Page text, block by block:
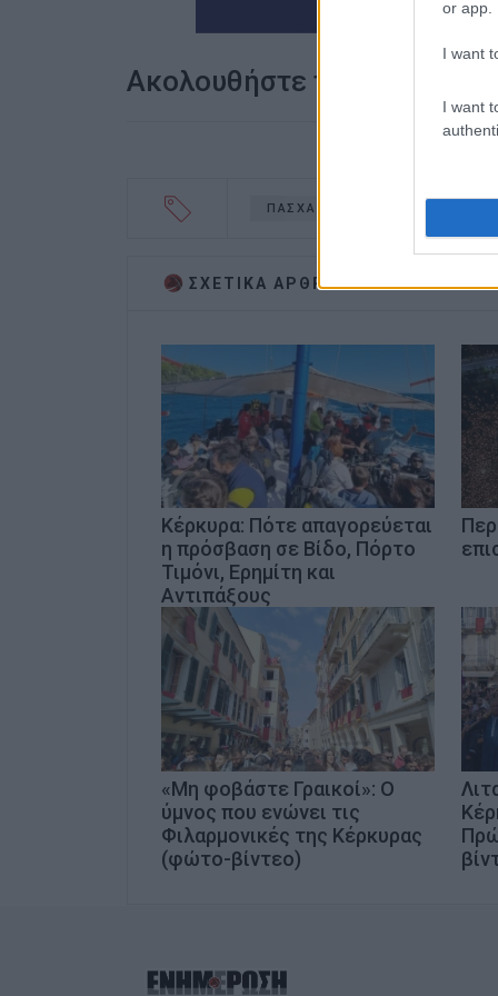
or app.
I want
I want
Ακολουθήστε το enimerosi
ΠΑΣΧΑ
ΣΧΕΤΙΚA AΡΘΡΑ
Κέρκυρα: Πότε απαγορεύεται
η πρόσβαση σε Βίδο, Πόρτο
Τιμόνι, Ερημίτη και
Αντιπάξους
«Μη φοβάστε Γραικοί»: Ο
ύμνος που ενώνει τις
Φιλαρμονικές της Κέρκυρας
(φώτο-βίντεο)